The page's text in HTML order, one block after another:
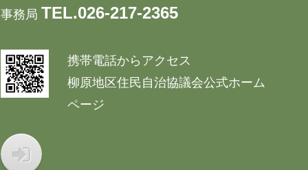
事務局 TEL.026-217-2365
携帯電話からアクセス
柳原地区住民自治協議会公式ホーム
ページ